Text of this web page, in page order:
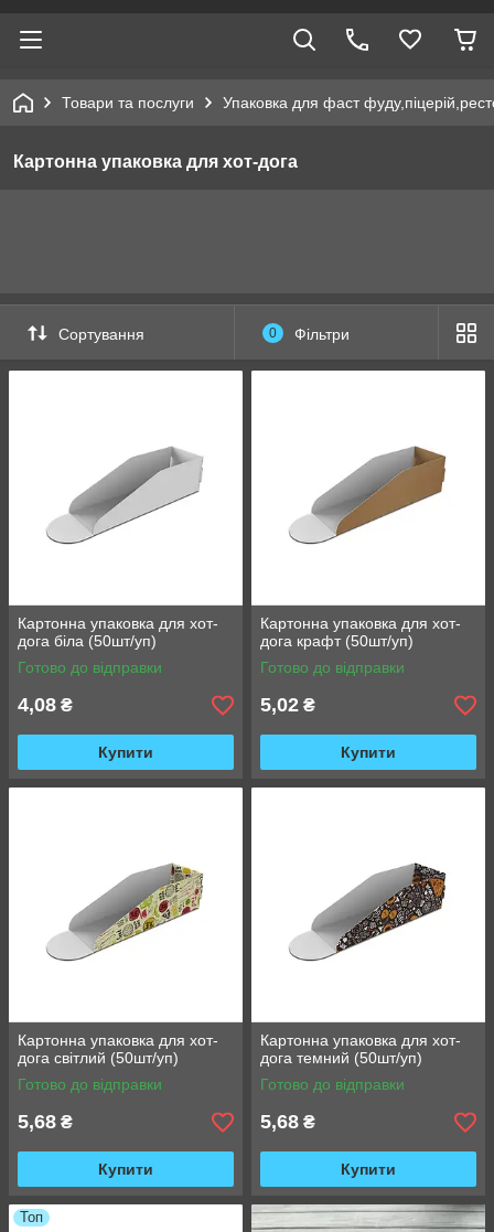
Товари та послуги Упаковка для фаст
Картонна упаковка для хот-дога
Сортування 0 Фільтри
Картонна упаковка для хот-
дога біла (50шт/уп)
Готово до відправки
4,08 ₴
Купити
Картонна упаковка для хот-
дога крафт (50шт/уп)
Готово до відправки
5,02 ₴
Купити
Картонна упаковка для хот-
дога світлий (50шт/уп)
Готово до відправки
5,68 ₴
Купити
Картонна упаковка для хот-
дога темний (50шт/уп)
Готово до відправки
5,68 ₴
Купити
Топ